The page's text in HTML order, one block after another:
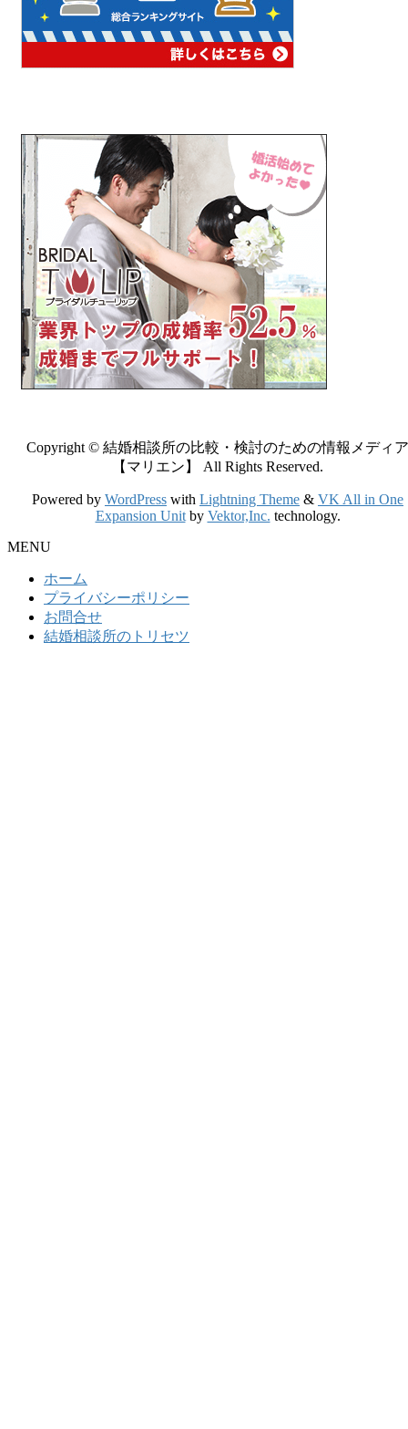
Copyright © 結婚相談所の比較・検討のための情報メディア
【マリエン】 All Rights Reserved.
Powered by WordPress with Lightning Theme & VK All in One
Expansion Unitby Vektor,Inc. technology.
MENU
ホーム
プライバシーポリシー
お問合せ
結婚相談所のトリセツ